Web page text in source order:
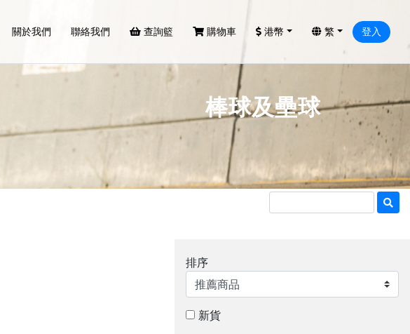
關於我們 聯絡我們 查詢籃 購物車 港幣 繁 登入
棒球及壘球
排序
新貨